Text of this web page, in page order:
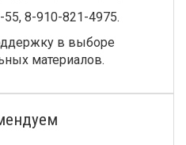
8-910-821-4975.
в выборе
материалов.